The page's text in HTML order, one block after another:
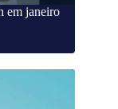
em janeiro